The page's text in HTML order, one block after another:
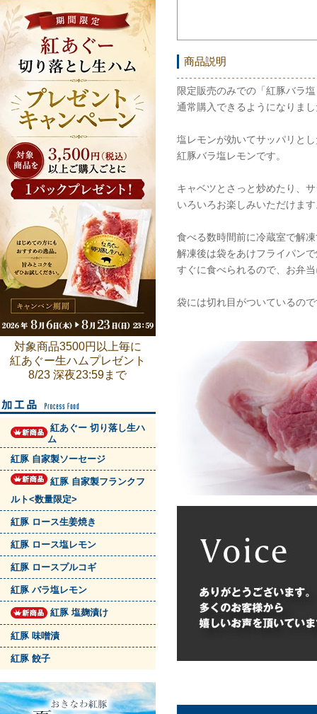
商品説明
限定販売のみでの「紅豚バラ
通常購入できるようになりま
塩レモンが効いてサッパリと
紅豚バラ塩レモンです。
キャベツとさっと炒めたり、
いろいろお楽しみいただけま
食べる数時間前に冷蔵室で解
解凍後は袋をあけフライパン
すぐに食べられるので、お弁
袋には切れ目がついているの
対象商品3500円以上毎に
紅あぐー生ハムプレゼント
8/23 深夜23:59まで
紅あぐー 切り落し生ハ
ム
紅豚 自家製ソーセージ
紅豚 自家製フランクフ
ルト<数量限定>
紅豚 ロース生姜焼き
紅豚 ロース塩レモン
紅豚 ロースプルコギ
紅豚 バラ塩レモン
紅豚 塩麹漬け
紅豚 味噌漬
紅豚 餃子